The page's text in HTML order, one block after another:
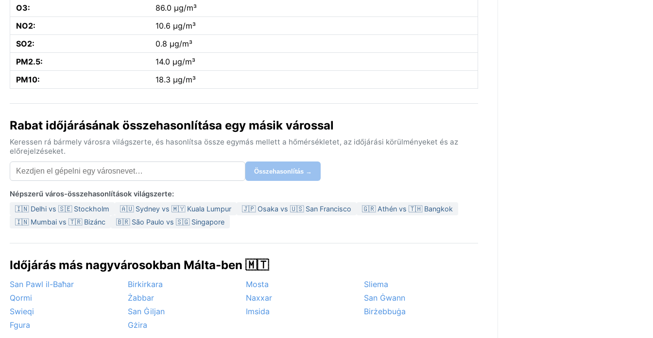
O3:
86.0 µg/m³
NO2:
10.6 µg/m³
SO2:
0.8 µg/m³
PM2.5:
14.0 µg/m³
PM10:
18.3 µg/m³
Rabat időjárásának összehasonlítása egy másik várossal
Keressen rá bármely városra világszerte, és hasonlítsa össze egymás mellett a hőmérsékletet, az időjárási körülményeket és az
előrejelzéseket.
Összehasonlítás →
Népszerű város-összehasonlítások világszerte:
🇮🇳 Delhi vs 🇸🇪 Stockholm 🇦🇺 Sydney vs 🇲🇾 Kuala Lumpur 🇯🇵 Osaka vs 🇺🇸 San Francisco
🇬🇷 Athén vs 🇹🇭 Bangkok
🇮🇳 Mumbai vs 🇹🇷 Bizánc
🇧🇷 São Paulo vs 🇸🇬 Singapore
Időjárás más nagyvárosokban Málta-ben 🇲🇹
San Pawl il-Baħar Birkirkara Mosta
Sliema
Qormi
Żabbar Naxxar
San Ġwann
Swieqi
San Ġiljan Imsida
Birżebbuġa
Fgura
Gżira